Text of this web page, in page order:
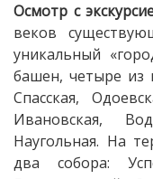
Осмотр с
веков
уникальный
башен, четыре из
Спасская,
Ивановская,
Наугольная. На
два собора: